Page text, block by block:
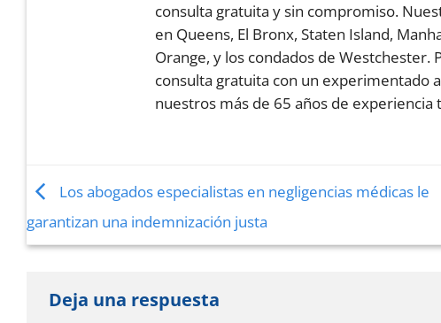
consulta gratuita y sin compromiso.
en Queens, El Bronx, Staten Island,
Orange, y los condados de
consulta gratuita con un experimentado
nuestros más de 65 años de experiencia
Los abogados especialistas en negligencias médicas le
garantizan una indemnización justa
Deja una respuesta